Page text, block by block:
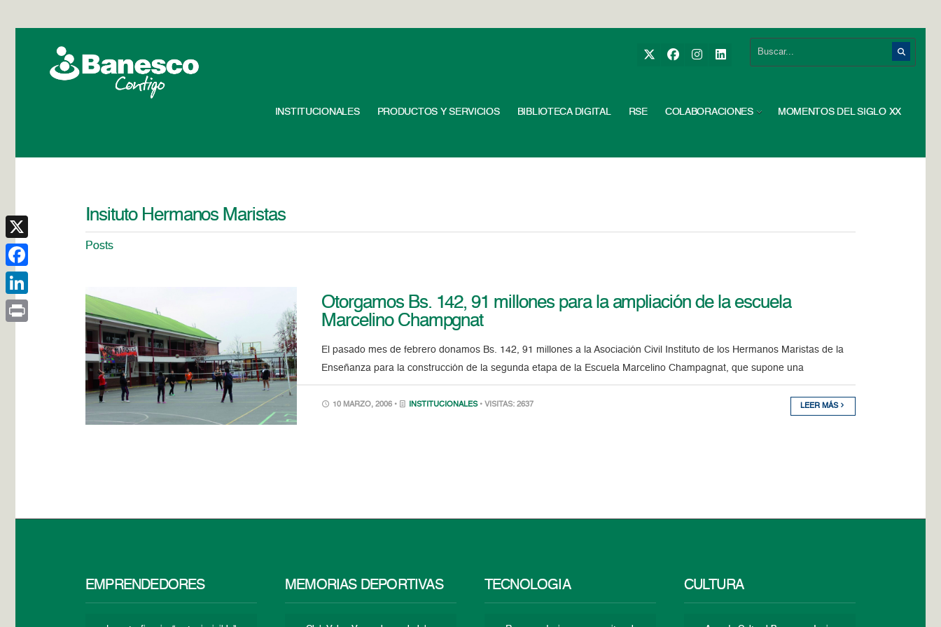
INSTITUCIONALES PRODUCTOS Y SERVICIOS BIBLIOTECA DIGITAL RSE COLABORACIONES MOMENTOS DEL SIGLO XX
Insituto Hermanos Maristas
Posts
Otorgamos Bs. 142, 91 millones para la ampliación de la escuela
Marcelino Champgnat
El pasado mes de febrero donamos Bs. 142, 91 millones a la Asociación Civil Instituto de los Hermanos Maristas de la
Enseñanza para la construcción de la segunda etapa de la Escuela Marcelino Champagnat, que supone una
10 MARZO, 2006 • INSTITUCIONALES • VISITAS: 2637 LEER MÁS
EMPRENDEDORES MEMORIAS DEPORTIVAS TECNOLOGÍA CULTURA
X
Facebook
LinkedIn